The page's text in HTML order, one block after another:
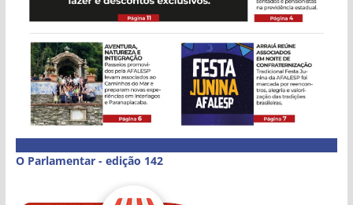
O Parlamentar - edição 142